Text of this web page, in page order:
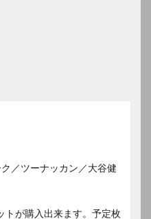
／ツーナッカン／大谷健
トが購入出来ます。予定枚